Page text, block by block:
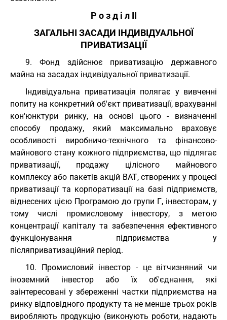
Р о з д і л II
ЗАГАЛЬНІ ЗАСАДИ ІНДИВІДУАЛЬНОЇ
ПРИВАТИЗАЦІЇ
9. Фонд здійснює приватизацію державного
майна на засадах індивідуальної приватизації.
Індивідуальна приватизація полягає у вивченні
попиту на конкретний об'єкт приватизації, врахуванні
кон'юнктури ринку, на основі цього - визначенні
способу продажу, який максимально враховує
особливості виробничо-технічного та фінансово-
майнового стану кожного підприємства, що підлягає
приватизації, продажу цілісного майнового
комплексу або пакетів акцій ВАТ, створених у процесі
приватизації та корпоратизації на базі підприємств,
віднесених цією Програмою до групи Г, інвесторам, у
тому числі промисловому інвестору, з метою
концентрації капіталу та забезпечення ефективного
функціонування підприємства у
післяприватизаційний період.
10. Промисловий інвестор - це вітчизняний чи
іноземний інвестор або їх об'єднання, які
заінтересовані у збереженні частки підприємства на
ринку відповідного продукту та не менше трьох років
виробляють продукцію (виконують роботи, надають